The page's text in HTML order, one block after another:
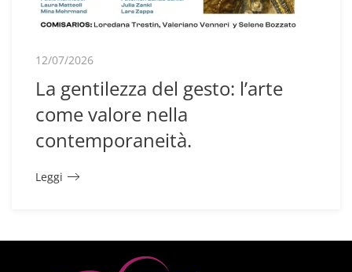
12/07/2026
La gentilezza del gesto: l’arte
come valore nella
contemporaneità.
Leggi